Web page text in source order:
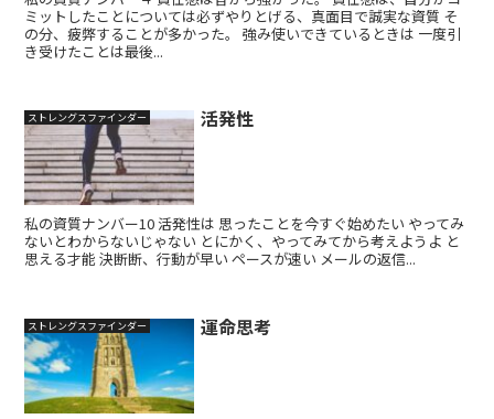
ミットしたことについては必ずやりとげる、真面目で誠実な資質 そ
の分、疲弊することが多かった。 強み使いできているときは 一度引
き受けたことは最後...
ストレングスファインダー 活発性
私の資質ナンバー10 活発性は 思ったことを今すぐ始めたい やってみ
ないとわからないじゃない とにかく、やってみてから考えようよ と
思える才能 決断断、行動が早い ペースが速い メールの返信...
ストレングスファインダー 運命思考